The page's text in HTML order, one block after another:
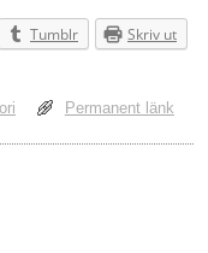
Tumblr Skriv ut
Permanent länk